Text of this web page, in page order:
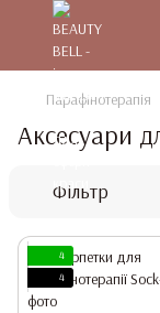
Парафінотерапія
Аксесуари
Фільтр
4
4